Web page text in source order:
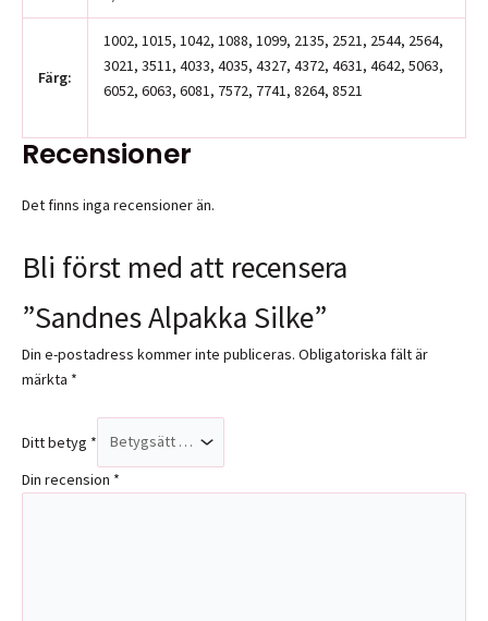
Färg:
1002, 1015, 1042, 1088, 1099, 2135, 2521, 2544, 2564,
3021, 3511, 4033, 4035, 4327, 4372, 4631, 4642, 5063,
6052, 6063, 6081, 7572, 7741, 8264, 8521
Recensioner
Det finns inga recensioner än.
Bli först med att recensera
”Sandnes Alpakka Silke”
Din e-postadress kommer inte publiceras. Obligatoriska fält är
märkta *
Ditt betyg *
Din recension *